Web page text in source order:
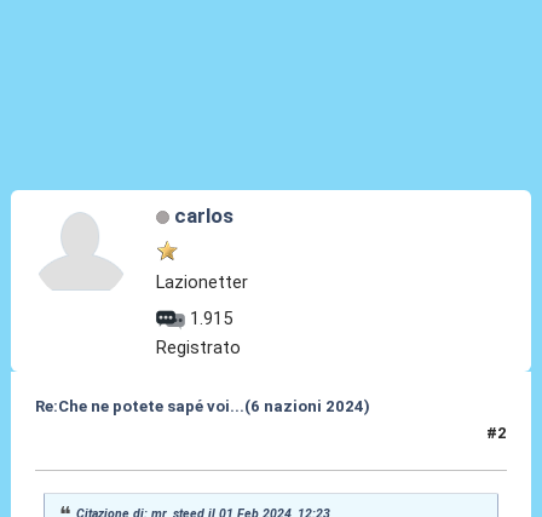
carlos
Lazionetter
1.915
Registrato
Re:Che ne potete sapé voi...(6 nazioni 2024)
#2
Citazione di: mr_steed il 01 Feb 2024, 12:23